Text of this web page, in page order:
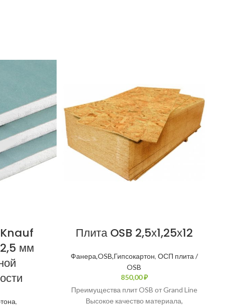
Knauf
мм
,
Плита OSB 2,5х1,25х12
Фанера,OSB,Гипсокартон, ОСП плита /
OSB
₽
Преимущества плит OSB от Grand Line
Высокое качество материала,